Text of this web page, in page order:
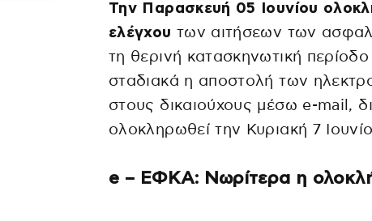
Την Παρασκευή 05 Ιουνίου
ελέγχου των αιτήσεων των
τη θερινή κατασκηνωτική περίοδο
σταδιακά η αποστολή των
στους δικαιούχους μέσω e-mail,
ολοκληρωθεί την Κυριακή 7
e – ΕΦΚΑ: Νωρίτερα η